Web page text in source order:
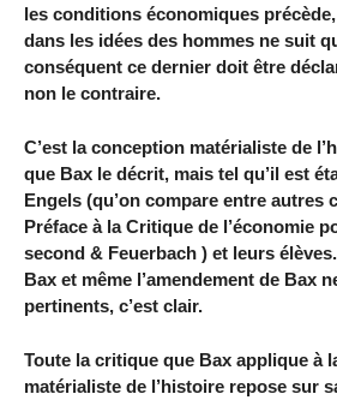
les conditions économiques
dans les idées des hommes ne suit
conséquent ce dernier doit être
non le contraire.
C’est la conception matérialiste de
que Bax le décrit, mais tel qu’il est
Engels (qu’on compare entre autres
Préface à la Critique de l’économie
second & Feuerbach ) et leurs
Bax et même l’amendement de Bax
pertinents, c’est clair.
Toute la critique que Bax applique à
matérialiste de l’histoire repose sur